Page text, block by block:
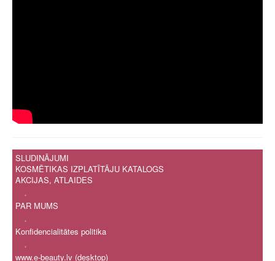
SLUDINĀJUMI
KOSMĒTIKAS IZPLATĪTĀJU KATALOGS
AKCIJAS, ATLAIDES
.
PAR MUMS
.
Konfidencialitātes politika
.
www.e-beauty.lv (desktop)